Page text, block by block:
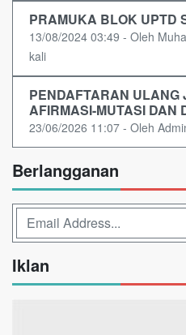
PRAMUKA BLOK UPTD
13/08/2024 03:49 - Oleh
kali
PENDAFTARAN ULANG
AFIRMASI-MUTASI DAN
23/06/2026 11:07 - Oleh
Berlangganan
Iklan